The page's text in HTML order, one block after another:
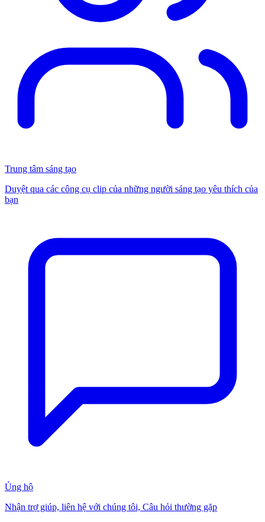
Trung tâm sáng tạo
Duyệt qua các công cụ clip của những người sáng tạo yêu thích của
bạn
Ủng hộ
Nhận trợ giúp, liên hệ với chúng tôi, Câu hỏi thường gặp